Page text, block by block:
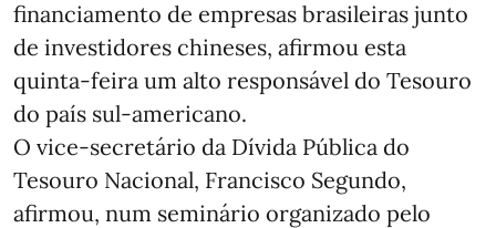
financiamento de empresas brasileiras junto
de investidores chineses, afirmou esta
quinta-feira um alto responsável do Tesouro
do país sul-americano.
O vice-secretário da Dívida Pública do
Tesouro Nacional, Francisco Segundo,
afirmou, num seminário organizado pelo